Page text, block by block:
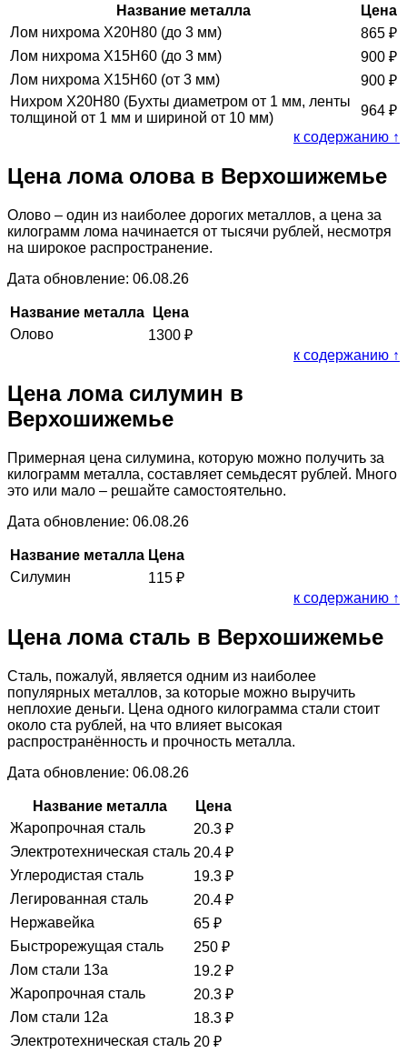
Название металла
Цена
Лом нихрома Х20Н80 (до 3 мм)
865 ₽
Лом нихрома Х15Н60 (до 3 мм)
900 ₽
Лом нихрома Х15Н60 (от 3 мм)
900 ₽
Нихром Х20Н80 (Бухты диаметром от 1 мм, ленты
толщиной от 1 мм и шириной от 10 мм)
964 ₽
к содержанию ↑
Цена лома олова в Верхошижемье
Олово – один из наиболее дорогих металлов, а цена за
килограмм лома начинается от тысячи рублей, несмотря
на широкое распространение.
Дата обновление: 06.08.26
Название металла
Цена
Олово
1300 ₽
к содержанию ↑
Цена лома силумин в
Верхошижемье
Примерная цена силумина, которую можно получить за
килограмм металла, составляет семьдесят рублей. Много
это или мало – решайте самостоятельно.
Дата обновление: 06.08.26
Название металла Цена
Силумин
115 ₽
к содержанию ↑
Цена лома сталь в Верхошижемье
Сталь, пожалуй, является одним из наиболее
популярных металлов, за которые можно выручить
неплохие деньги. Цена одного килограмма стали стоит
около ста рублей, на что влияет высокая
распространённость и прочность металла.
Дата обновление: 06.08.26
Название металла
Цена
Жаропрочная сталь
20.3 ₽
Электротехническая сталь 20.4 ₽
Углеродистая сталь
19.3 ₽
Легированная сталь
20.4 ₽
Нержавейка
65 ₽
Быстрорежущая сталь
250 ₽
Лом стали 13а
19.2 ₽
Жаропрочная сталь
20.3 ₽
Лом стали 12а
18.3 ₽
Электротехническая сталь 20 ₽